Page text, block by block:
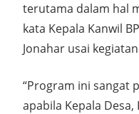
terutama dalam hal
kata Kepala Kanwil
Jonahar usai
“Program ini sangat
apabila Kepala Desa,